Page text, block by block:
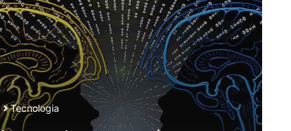
Tecnologia